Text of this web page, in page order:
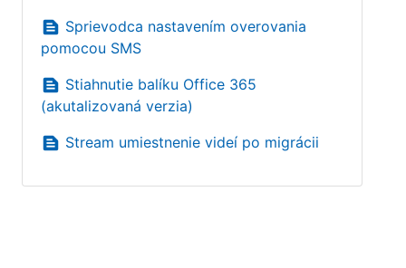
text_snippet Sprievodca nastavením overovania
pomocou SMS
text_snippet Stiahnutie balíku Office 365
(akutalizovaná verzia)
text_snippet Stream umiestnenie videí po migrácii